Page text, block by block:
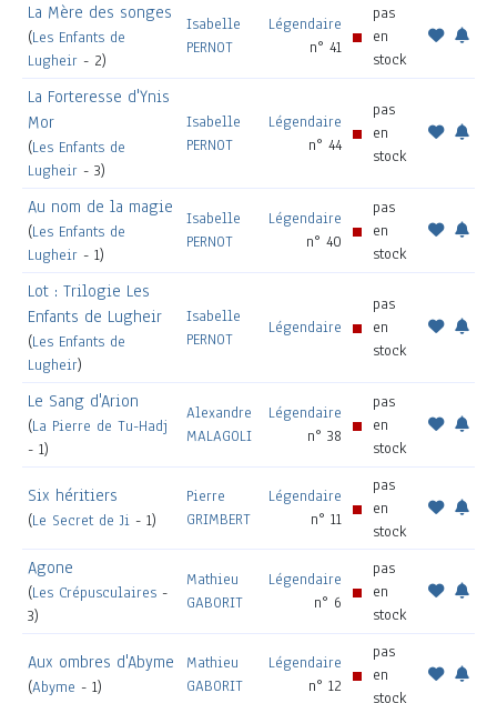
La Mère des songes
(Les Enfants de
Lugheir - 2)
Isabelle
PERNOT
Légendaire
n° 41
pas
en
stock
La Forteresse d'Ynis
Mor
(Les Enfants de
Lugheir - 3)
Isabelle
PERNOT
Légendaire
n° 44
pas
en
stock
Au nom de la magie
(Les Enfants de
Lugheir - 1)
Isabelle
PERNOT
Légendaire
n° 40
pas
en
stock
Lot : Trilogie Les
Enfants de Lugheir
(Les Enfants de
Lugheir)
Isabelle
PERNOT
Légendaire
pas
en
stock
Le Sang d'Arion
(La Pierre de Tu-Hadj
- 1)
Alexandre
MALAGOLI
Légendaire
n° 38
pas
en
stock
Six héritiers
(Le Secret de Ji - 1)
Pierre
GRIMBERT
Légendaire
n° 11
pas
en
stock
Agone
(Les Crépusculaires -
3)
Mathieu
GABORIT
Légendaire
n° 6
pas
en
stock
Aux ombres d'Abyme
(Abyme - 1)
Mathieu
GABORIT
Légendaire
n° 12
pas
en
stock